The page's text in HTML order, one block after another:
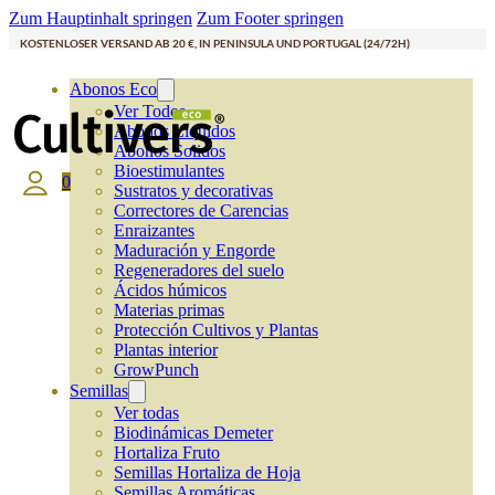
Zum Hauptinhalt springen Zum Footer springen
KOSTENLOSER VERSAND AB 20 €, IN PENINSULA UND PORTUGAL (24/72H)
Abonos Eco
Ver Todos
Abonos Líquidos
Abonos Solidos
Bioestimulantes
Sustratos y decorativas
Correctores de Carencias
Enraizantes
Maduración y Engorde
Regeneradores del suelo
Ácidos húmicos
Materias primas
Protección Cultivos y Plantas
Plantas interior
GrowPunch
Semillas
Ver todas
Biodinámicas Demeter
Hortaliza Fruto
Semillas Hortaliza de Hoja
0